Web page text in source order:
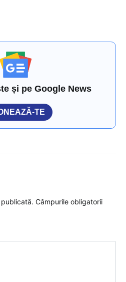
și pe Google News
TE
Câmpurile obligatorii